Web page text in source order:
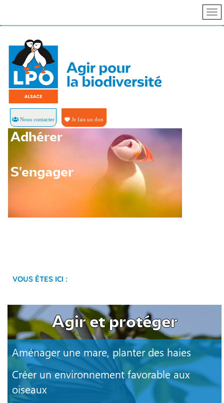
Nous contacter Je fais un don
Adhérer
S'engager
Vous êtes ici :
Agir et protéger
Aménager une mare, planter des haies
Créer un environnement favorable aux
oiseaux